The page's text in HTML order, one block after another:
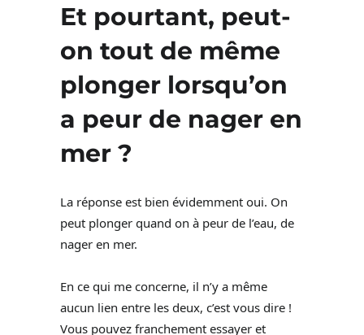
Et pourtant, peut-
on tout de même
plonger lorsqu’on
a peur de nager en
mer ?
La réponse est bien évidemment oui. On
peut plonger quand on à peur de l’eau, de
nager en mer.
En ce qui me concerne, il n’y a même
aucun lien entre les deux, c’est vous dire !
Vous pouvez franchement essayer et